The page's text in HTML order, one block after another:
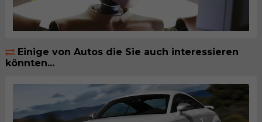
Einige von Autos die Sie auch interessieren
könnten...